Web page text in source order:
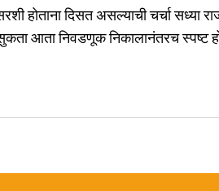
होताना दिसत असल्याची चर्चा सध्या
आता निवडणूक निकालानंतरच स्पष्ट